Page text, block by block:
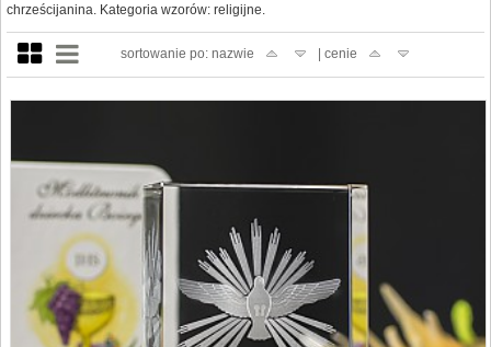
chrześcijanina. Kategoria wzorów: religijne.
sortowanie po: nazwie | cenie